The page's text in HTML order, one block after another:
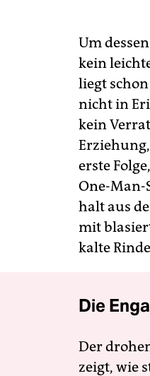
Um
kein
liegt
nicht in
kein
erste
One-Man-
halt aus
mit
kalte
Die
Der
zeigt, wie